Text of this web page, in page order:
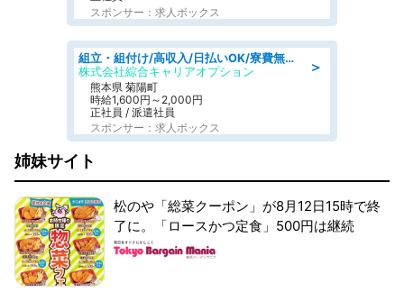
スポンサー：求人ボックス
＞
組立・組付け/高収入/日払いOK/寮費無料/交替制/20・30・40代活躍中
株式会社綜合キャリアオプション
熊本県 菊陽町
時給1,600円～2,000円
正社員 / 派遣社員
スポンサー：求人ボックス
姉妹サイト
松のや「総菜クーポン」が8月12日15時で終
了に。「ロースかつ定食」500円は継続